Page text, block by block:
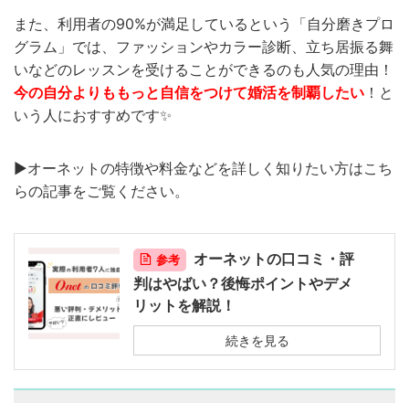
また、利用者の90%が満足しているという「自分磨きプロ
グラム」では、ファッションやカラー診断、立ち居振る舞
いなどのレッスンを受けることができるのも人気の理由！
今の自分よりももっと自信をつけて婚活を制覇したい ！と
いう人におすすめです✨
▶︎オーネットの特徴や料金などを詳しく知りたい方はこち
らの記事をご覧ください。
参考
オーネットの口コミ・評
判はやばい？後悔ポイントやデメ
リットを解説！
続きを見る